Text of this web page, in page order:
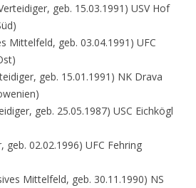
geb. 15.03.1991) USV Hof
Mittelfeld, geb. 03.04.1991) UFC
geb. 15.01.1991) NK Drava
geb. 25.05.1987) USC Eichkögl
geb. 02.02.1996) UFC Fehring
Mittelfeld, geb. 30.11.1990) NS